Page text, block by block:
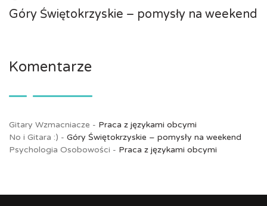
Góry Świętokrzyskie – pomysły na weekend
Komentarze
Gitary Wzmacniacze - Praca z językami obcymi
No i Gitara :) - Góry Świętokrzyskie – pomysły na weekend
Psychologia Osobowości - Praca z językami obcymi